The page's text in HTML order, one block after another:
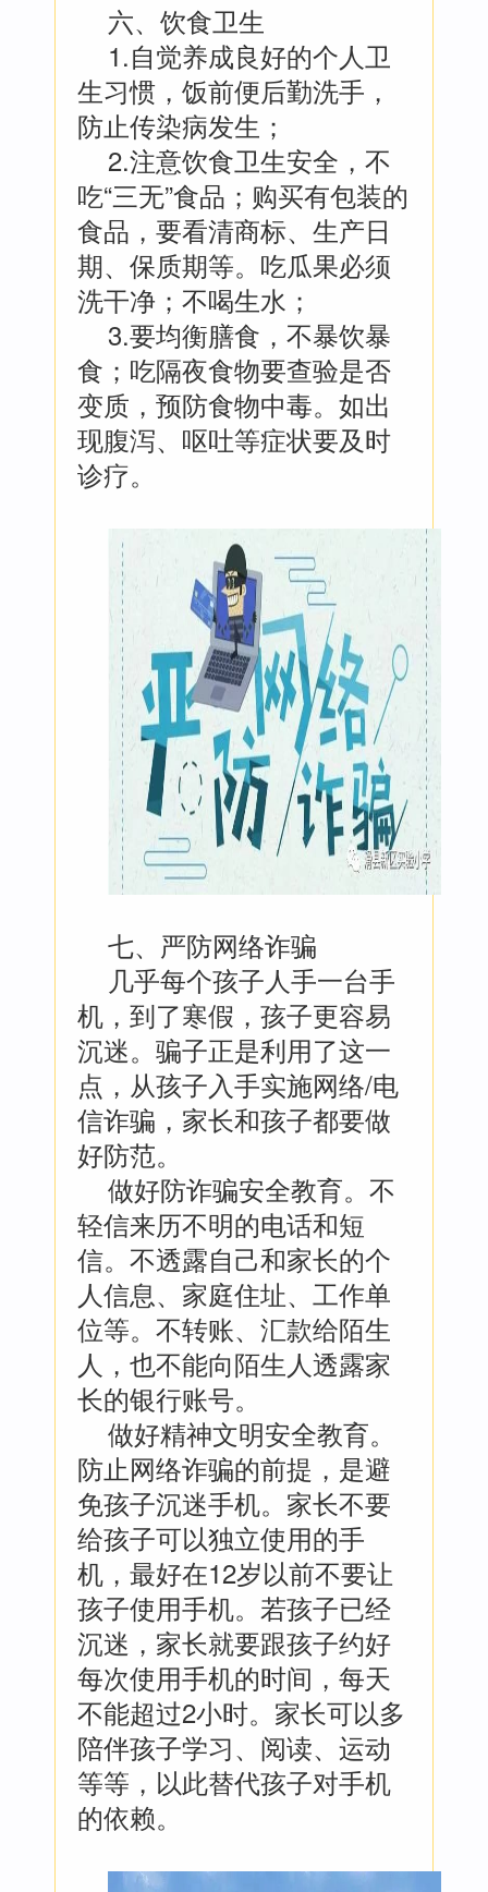
六、饮食卫生
1.自觉养成良好的个人卫
生习惯，饭前便后勤洗手，
防止传染病发生；
2.注意饮食卫生安全，不
吃“三无”食品；购买有包装的
食品，要看清商标、生产日
期、保质期等。吃瓜果必须
洗干净；不喝生水；
3.要均衡膳食，不暴饮暴
食；吃隔夜食物要查验是否
变质，预防食物中毒。如出
现腹泻、呕吐等症状要及时
诊疗。
七、严防网络诈骗
几乎每个孩子人手一台手
机，到了寒假，孩子更容易
沉迷。骗子正是利用了这一
点，从孩子入手实施网络/电
信诈骗，家长和孩子都要做
好防范。
做好防诈骗安全教育。不
轻信来历不明的电话和短
信。不透露自己和家长的个
人信息、家庭住址、工作单
位等。不转账、汇款给陌生
人，也不能向陌生人透露家
长的银行账号。
做好精神文明安全教育。
防止网络诈骗的前提，是避
免孩子沉迷手机。家长不要
给孩子可以独立使用的手
机，最好在12岁以前不要让
孩子使用手机。若孩子已经
沉迷，家长就要跟孩子约好
每次使用手机的时间，每天
不能超过2小时。家长可以多
陪伴孩子学习、阅读、运动
等等，以此替代孩子对手机
的依赖。